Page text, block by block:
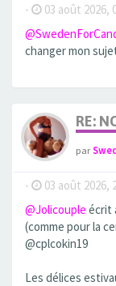
- 03 août 2026,
changer mon
RE:
par
- 03 août 2026,
@Jolicouple écrit
(comme pour la
@cplcokin19
Les délices